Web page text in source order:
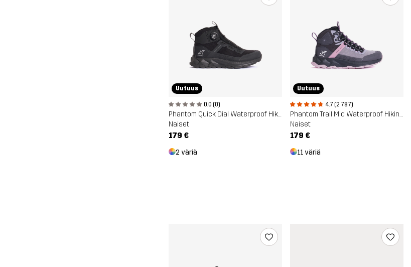
Uutuus
0.0 (0)
Phantom Quick Dial Waterproof Hiking Boots
Naiset
179 €
2 väriä
Uutuus
4.7 (2 787)
Phantom Trail Mid Waterproof Hiking Boots
Naiset
179 €
11 väriä